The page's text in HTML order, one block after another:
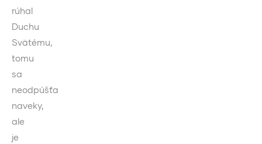
rúhal
Duchu
Svätému,
tomu
sa
neodpúšťa
naveky,
ale
je